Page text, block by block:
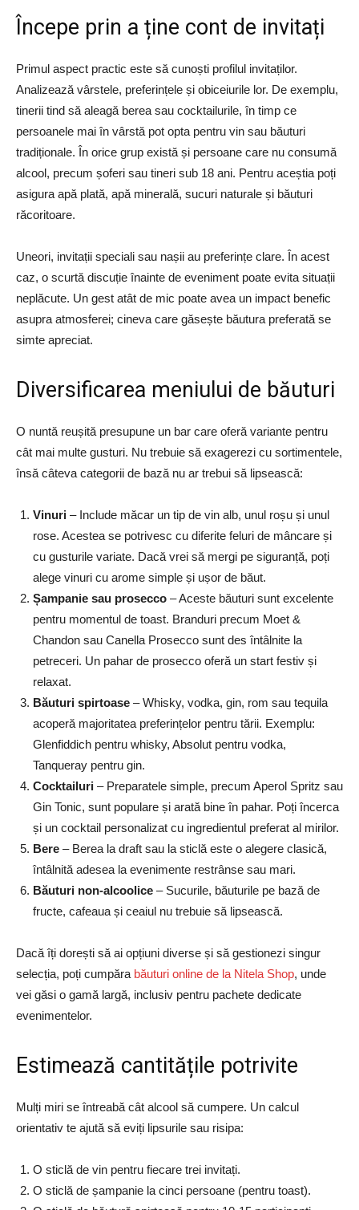
Începe prin a ține cont de invitați
Primul aspect practic este să cunoști profilul invitaților.
Analizează vârstele, preferințele și obiceiurile lor. De exemplu,
tinerii tind să aleagă berea sau cocktailurile, în timp ce
persoanele mai în vârstă pot opta pentru vin sau băuturi
tradiționale. În orice grup există și persoane care nu consumă
alcool, precum șoferi sau tineri sub 18 ani. Pentru aceștia poți
asigura apă plată, apă minerală, sucuri naturale și băuturi
răcoritoare.
Uneori, invitații speciali sau nașii au preferințe clare. În acest
caz, o scurtă discuție înainte de eveniment poate evita situații
neplăcute. Un gest atât de mic poate avea un impact benefic
asupra atmosferei; cineva care găsește băutura preferată se
simte apreciat.
Diversificarea meniului de băuturi
O nuntă reușită presupune un bar care oferă variante pentru
cât mai multe gusturi. Nu trebuie să exagerezi cu sortimentele,
însă câteva categorii de bază nu ar trebui să lipsească:
Vinuri – Include măcar un tip de vin alb, unul roșu și unul
rose. Acestea se potrivesc cu diferite feluri de mâncare și
cu gusturile variate. Dacă vrei să mergi pe siguranță, poți
alege vinuri cu arome simple și ușor de băut.
Șampanie sau prosecco – Aceste băuturi sunt excelente
pentru momentul de toast. Branduri precum Moet &
Chandon sau Canella Prosecco sunt des întâlnite la
petreceri. Un pahar de prosecco oferă un start festiv și
relaxat.
Băuturi spirtoase – Whisky, vodka, gin, rom sau tequila
acoperă majoritatea preferințelor pentru tării. Exemplu:
Glenfiddich pentru whisky, Absolut pentru vodka,
Tanqueray pentru gin.
Cocktailuri – Preparatele simple, precum Aperol Spritz sau
Gin Tonic, sunt populare și arată bine în pahar. Poți încerca
și un cocktail personalizat cu ingredientul preferat al mirilor.
Bere – Berea la draft sau la sticlă este o alegere clasică,
întâlnită adesea la evenimente restrânse sau mari.
Băuturi non-alcoolice – Sucurile, băuturile pe bază de
fructe, cafeaua și ceaiul nu trebuie să lipsească.
Dacă îți dorești să ai opțiuni diverse și să gestionezi singur
selecția, poți cumpăra băuturi online de la Nitela Shop, unde
vei găsi o gamă largă, inclusiv pentru pachete dedicate
evenimentelor.
Estimează cantitățile potrivite
Mulți miri se întreabă cât alcool să cumpere. Un calcul
orientativ te ajută să eviți lipsurile sau risipa:
O sticlă de vin pentru fiecare trei invitați.
O sticlă de șampanie la cinci persoane (pentru toast).